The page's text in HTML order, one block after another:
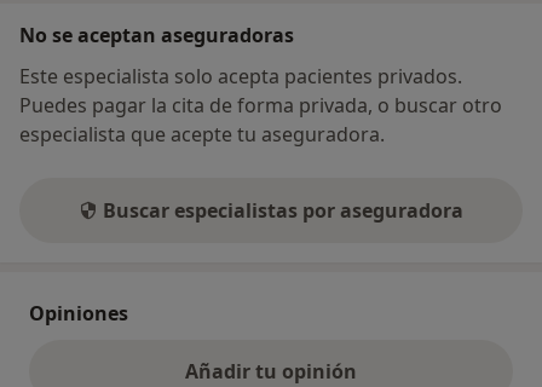
No se aceptan aseguradoras
Este especialista solo acepta pacientes privados.
Puedes pagar la cita de forma privada, o buscar otro
especialista que acepte tu aseguradora.
Buscar especialistas por aseguradora
Opiniones
Añadir tu opinión